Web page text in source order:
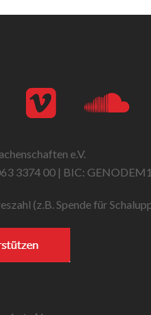
Vimeo
e.V.
3374 00 | BIC:
(z.B. Spende für